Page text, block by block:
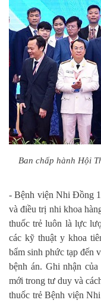
Ban chấp hành Hội
- Bệnh viện Nhi Đồng
và điều trị nhi khoa
thuốc trẻ luôn là lực
các kỹ thuật y khoa
bẩm sinh phức tạp đến
bệnh án. Ghi nhận
mới trong tư duy và
thuốc trẻ Bệnh viện